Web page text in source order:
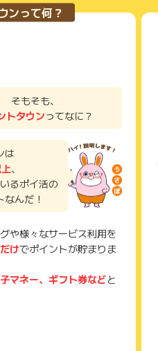
ンって何？
そもそも、
トタウンってなに？
は
、
るポイ活の
んだ！
や様々なサービス利用を
けでポイントが貯まりま
マネー、ギフト券などと